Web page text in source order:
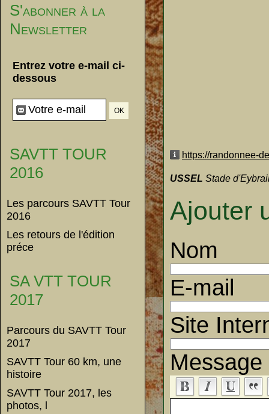
S'abonner à la
Newsletter
Entrez votre e-mail ci-
dessous
SAVTT TOUR
2016
Les parcours SAVTT Tour
2016
Les retours de l'édition
préce
SA VTT TOUR
2017
Parcours du SAVTT Tour
2017
SAVTT Tour 60 km, une
histoire
SAVTT Tour 2017, les
photos, l
https://randonnee-
USSEL Stade
Ajouter
Nom
E-mail
Site
Message